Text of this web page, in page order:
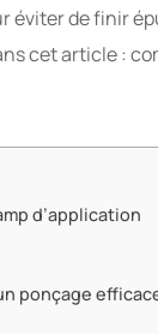
éviter de finir
cet article :
d’application
ponçage